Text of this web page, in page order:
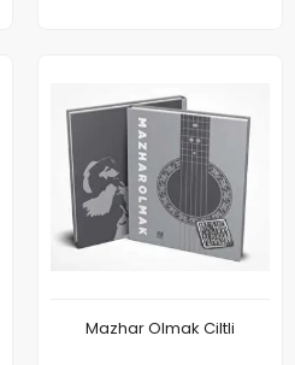
Mazhar Olmak Ciltli